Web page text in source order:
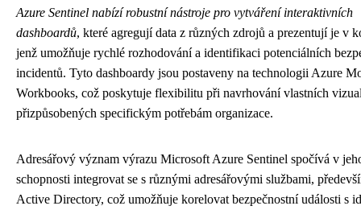
Azure Sentinel nabízí robustní nástroje pro vytváření interaktivních
dashboardů, které agregují data z různých zdrojů a prezentují je v
jenž umožňuje rychlé rozhodování a identifikaci potenciálních
incidentů. Tyto dashboardy jsou postaveny na technologii Azure
Workbooks, což poskytuje flexibilitu při navrhování vlastních
přizpůsobených specifickým potřebám organizace.
Adresářový význam výrazu Microsoft Azure Sentinel spočívá v
schopnosti integrovat se s různými adresářovými službami,
Active Directory, což umožňuje korelovat bezpečnostní události s